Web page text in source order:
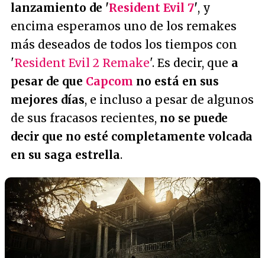
lanzamiento de 'Resident Evil 7', y
encima esperamos uno de los remakes
más deseados de todos los tiempos con
'Resident Evil 2 Remake'. Es decir, que a
pesar de que Capcom no está en sus
mejores días, e incluso a pesar de algunos
de sus fracasos recientes, no se puede
decir que no esté completamente volcada
en su saga estrella.